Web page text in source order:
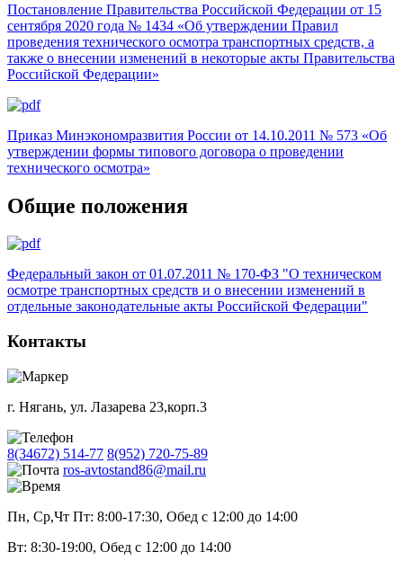
Постановление Правительства Российской Федерации от 15
сентября 2020 года № 1434 «Об утверждении Правил
проведения технического осмотра транспортных средств, а
также о внесении изменений в некоторые акты Правительства
Российской Федерации»
Приказ Минэкономразвития России от 14.10.2011 № 573 «Об
утверждении формы типового договора о проведении
технического осмотра»
Общие положения
Федеральный закон от 01.07.2011 № 170-ФЗ "О техническом
осмотре транспортных средств и о внесении изменений в
отдельные законодательные акты Российской Федерации"
Контакты
г. Нягань, ул. Лазарева 23,корп.3
8(34672) 514-77 8(952) 720-75-89
ros-avtostand86@mail.ru
Пн, Ср,Чт Пт: 8:00-17:30, Обед с 12:00 до 14:00
Вт: 8:30-19:00, Обед с 12:00 до 14:00